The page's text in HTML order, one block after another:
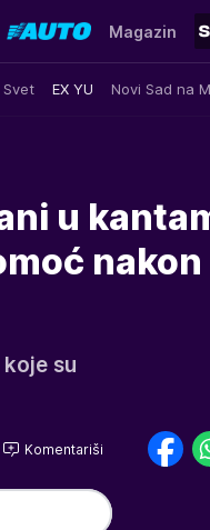
Svet EX YU Novi Sad na
Magazin
u
nakon
su
Komentariši